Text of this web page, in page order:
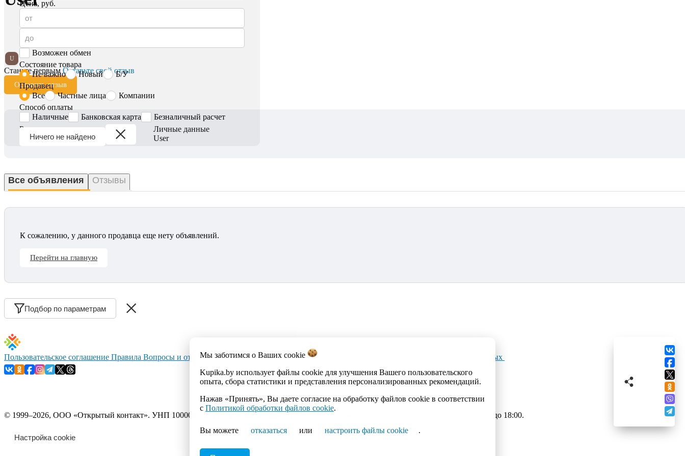
U
Станьте первым Оставьте свой отзыв
Оставить отзыв
Регион
Вся Беларусь
Личные данные
User
Все объявления Отзывы
К сожалению, у данного продавца еще нету объявлений.
Перейти на главную
Цена, руб.
Возможен обмен
Состояние товара
Не важно
Новый
Б/У
Продавец
Все
Частные лица
Компании
Способ оплаты
Наличные
Банковская карта Безналичный расчет
Ничего не найдено
Подбор по параметрам
Мы заботимся о Ваших cookie
Kupika.by использует файлы cookie для улучшения Вашего пользовательского
опыта, сбора статистики и представления персонализированных рекомендаций.
Нажав «Принять», Вы даете согласие на обработку файлов cookie в соответствии
с Политикой обработки файлов cookie.
Вы можете отказаться или настроить файлы cookie .
Пользовательское соглашение Правила Вопросы и ответыКонтактыКаталогИмпорт объявлений Политика обработки персональных данных
© 1999–2026, ООО «Открытый контакт». УНП 100008738. Республика Беларусь, г.Минск, ул.Кальварийская, 17-518. Время работы с 09:00 до 18:00.
Настройка cookie